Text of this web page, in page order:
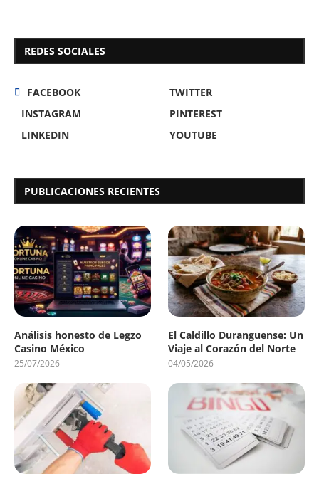
REDES SOCIALES
FACEBOOK
TWITTER
INSTAGRAM
PINTEREST
LINKEDIN
YOUTUBE
PUBLICACIONES RECIENTES
Análisis honesto de Legzo
Casino México
25/07/2026
El Caldillo Duranguense: Un
Viaje al Corazón del Norte
04/05/2026